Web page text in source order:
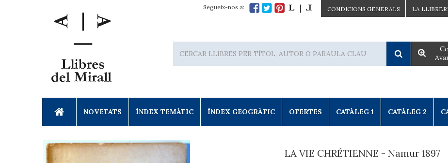
LA
CONDICIONS GENERALS
Segueix-nos a:
NOVETATS ÍNDEX TEMÀTIC ÍNDEX GEOGRÀFIC OFERTES CATÀLEG 1 CATÀLEG 2
LA VIE CHRÉTIENNE - Namur 1897